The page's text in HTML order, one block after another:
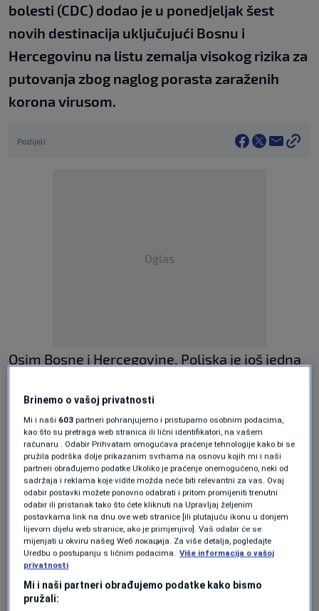
bolesti (CDC) dodao je u ponedjeljak šest
novih destinacija uključujući Bosnu i
Hercegovinu na listu zemalja visokog rizika za
putovanja zbog naglog porasta zaraženih
korona virusom.
Podijeli
Oglas
Osim Bosne i Hercegovine, Poljska je još jedna
zemalja visokog rizika, odnosno u grupu 3, kako
ju je kategorisala ova američka regulatorna
agencija.
Nivo 3 je najviša stepenica u smislu razine
rizika u travnju nakon što je ova agencija
preinačila svoj sistem ocjenjivanja za procjenu
rizika od Covid-19 za putnike.
Brinemo o vašoj privatnosti
Mi i naši 603 partneri pohranjujemo i pristupamo osobnim podacima,
kao što su pretraga web stranica ili lični identifikatori, na vašem
računaru . Odabir Prihvatam omogućava praćenje tehnologije kako bi se
pružila podrška dolje prikazanim svrhama na osnovu kojih mi i naši
partneri obrađujemo podatke Ukoliko je praćenje onemogućeno, neki od
sadržaja i reklama koje vidite možda neće biti relevantni za vas. Ovaj
odabir postavki možete ponovno odabrati i pritom promijeniti trenutni
odabir ili pristanak tako što ćete kliknuti na Upravljaj željenim
postavkama link na dnu ove web stranice [ili plutajuću ikonu u donjem
lijevom dijelu web stranice, ako je primjenjivo]. Vaš odabir će se
mijenjati u okviru našeg Wеб локација. Za više detalja, pogledajte
Uredbu o postupanju s ličnim podacima. Više informacija o vašoj
privatnosti
Mi i naši partneri obrađujemo podatke kako bismo
pružali: